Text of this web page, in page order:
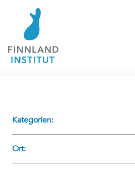
Kategorien:
Ort: